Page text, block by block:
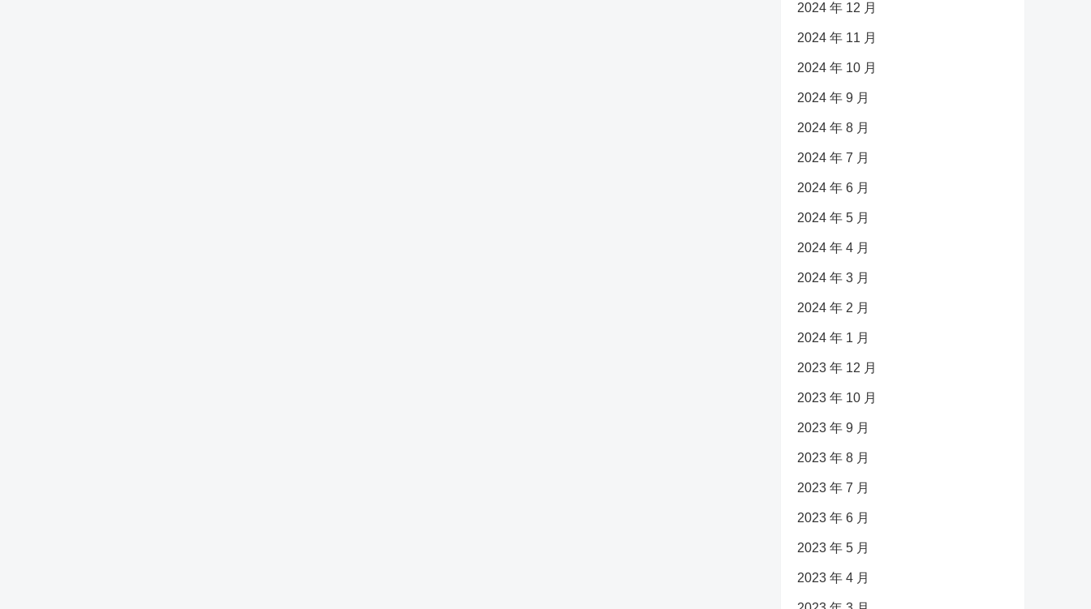
2024 年 12 月
2024 年 11 月
2024 年 10 月
2024 年 9 月
2024 年 8 月
2024 年 7 月
2024 年 6 月
2024 年 5 月
2024 年 4 月
2024 年 3 月
2024 年 2 月
2024 年 1 月
2023 年 12 月
2023 年 10 月
2023 年 9 月
2023 年 8 月
2023 年 7 月
2023 年 6 月
2023 年 5 月
2023 年 4 月